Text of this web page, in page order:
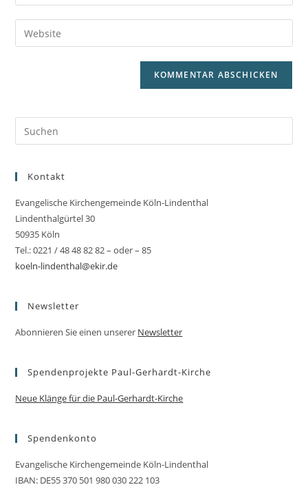
zum
Kommentieren
deine
E-
Mail-
Gib
deine
Kontakt
Evangelische Kirchengemeinde Köln-Lindenthal
Lindenthalgürtel 30
50935 Köln
Tel.: 0221 / 48 48 82 82 – oder – 85
koeln-lindenthal@ekir.de
Newsletter
Abonnieren Sie einen unserer Newsletter
Spendenprojekte Paul-Gerhardt-Kirche
Neue Klänge für die Paul-Gerhardt-Kirche
Spendenkonto
Evangelische Kirchengemeinde Köln-Lindenthal
IBAN: DE55 370 501 980 030 222 103